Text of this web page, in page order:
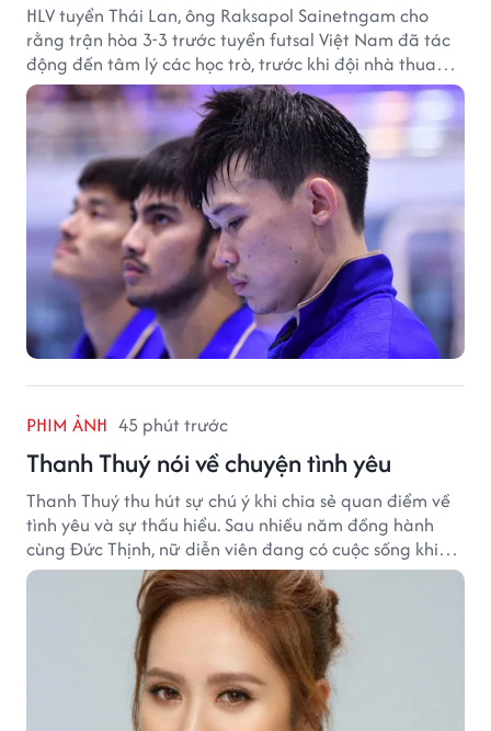
HLV tuyển Thái Lan, ông Raksapol Sainetngam cho
rằng trận hòa 3-3 trước tuyển futsal Việt Nam đã tác
động đến tâm lý các học trò, trước khi đội nhà thua
đậm Nga 1-7.
PHIM ẢNH 45 phút trước
Thanh Thuý nói về chuyện tình yêu
Thanh Thuý thu hút sự chú ý khi chia sẻ quan điểm về
tình yêu và sự thấu hiểu. Sau nhiều năm đồng hành
cùng Đức Thịnh, nữ diễn viên đang có cuộc sống khiến
nhiều khán giả quan tâm.